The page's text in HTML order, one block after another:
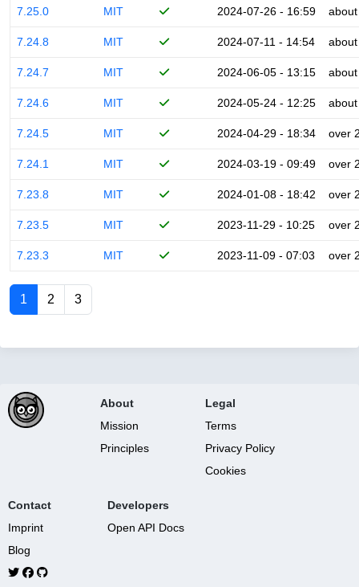
7.25.0 MIT 2024-07-26 - 16:59
7.24.8 MIT 2024-07-11 - 14:54
7.24.7 MIT 2024-06-05 - 13:15
7.24.6 MIT 2024-05-24 - 12:25
7.24.5 MIT 2024-04-29 - 18:34 over
7.24.1 MIT 2024-03-19 - 09:49 over
7.23.8 MIT 2024-01-08 - 18:42 over
7.23.5 MIT 2023-11-29 - 10:25 over
7.23.3 MIT 2023-11-09 - 07:03 over
1 2 3
About
Mission
Principles
Legal
Terms
Privacy Policy
Cookies
Contact
Imprint
Blog
Developers
Open API Docs